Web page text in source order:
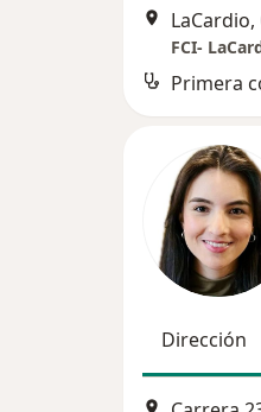
LaCardio,
FCI-
Dirección